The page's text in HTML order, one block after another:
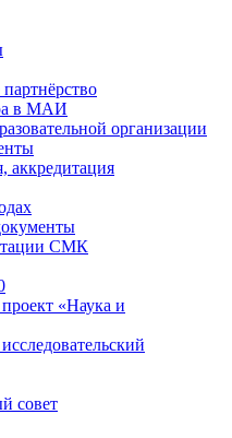
в МАИ
организации
аккредитация
СМК
«Наука и
совет